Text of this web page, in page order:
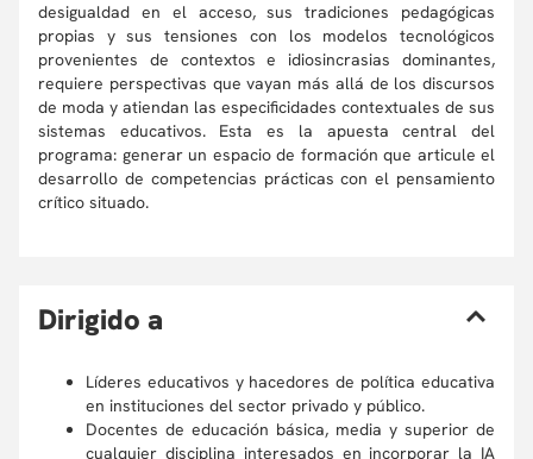
desigualdad en el acceso, sus tradiciones pedagógicas
propias y sus tensiones con los modelos tecnológicos
provenientes de contextos e idiosincrasias dominantes,
requiere perspectivas que vayan más allá de los discursos
de moda y atiendan las especificidades contextuales de sus
sistemas educativos. Esta es la apuesta central del
programa: generar un espacio de formación que articule el
desarrollo de competencias prácticas con el pensamiento
crítico situado.
Dirigido a
Líderes educativos y hacedores de política educativa
en instituciones del sector privado y público.
Docentes de educación básica, media y superior de
cualquier disciplina interesados en incorporar la IA